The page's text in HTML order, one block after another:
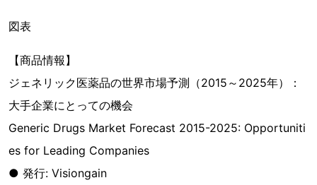
図表
【商品情報】
ジェネリック医薬品の世界市場予測（2015～2025年）：
大手企業にとっての機会
Generic Drugs Market Forecast 2015-2025: Opportuniti
es for Leading Companies
● 発行: Visiongain